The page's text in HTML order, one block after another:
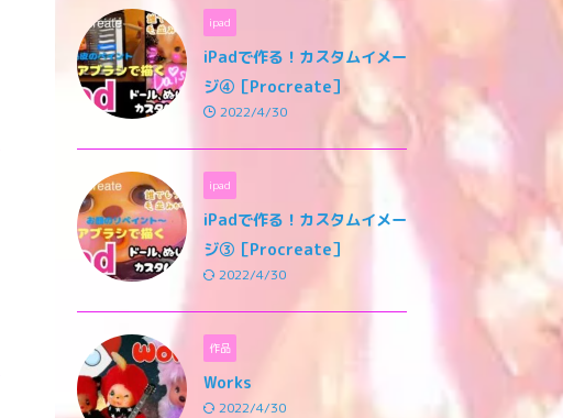
ipad
iPadで作る！カスタムイメー
ジ④［Procreate］
2022/4/30
ipad
iPadで作る！カスタムイメー
ジ③［Procreate］
2022/4/30
作品
Works
2022/4/30